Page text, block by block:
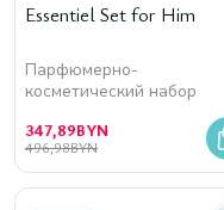
Essentiel Set for Him
Парфюмерно-
косметический набор
347,89BYN
496,98BYN